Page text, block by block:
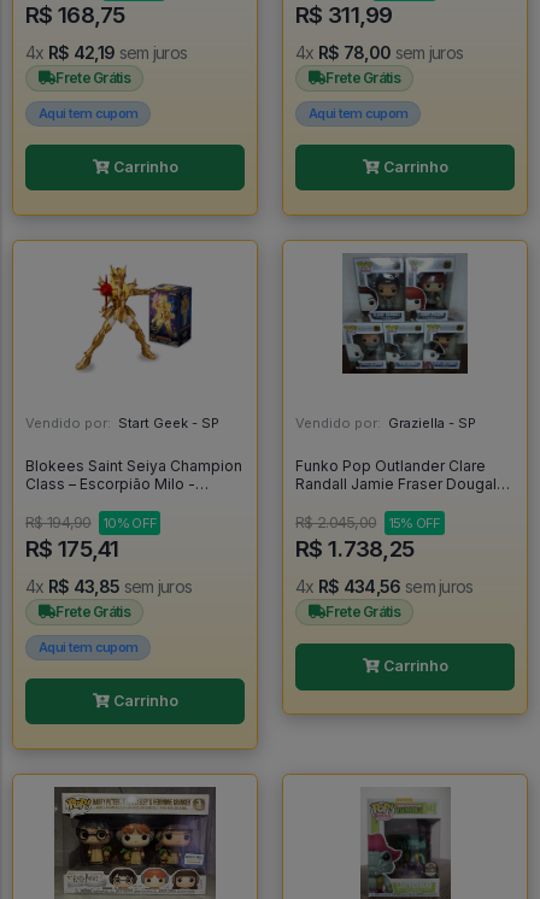
R$ 168,75
4x R$ 42,19 sem juros
Frete Grátis
Aqui tem cupom
Carrinho
R$ 311,99
4x R$ 78,00 sem juros
Frete Grátis
Aqui tem cupom
Carrinho
Vendido por: Start Geek - SP
Blokees Saint Seiya Champion
Class – Escorpião Milo -
R$ 194,90
10% OFF
R$ 175,41
4x R$ 43,85 sem juros
Frete Grátis
Aqui tem cupom
Carrinho
Vendido por: Graziella - SP
Funko Pop Outlander Clare
Randall Jamie Fraser Dougal
R$ 2.045,00 15% OFF
R$ 1.738,25
4x R$ 434,56 sem juros
Frete Grátis
Carrinho